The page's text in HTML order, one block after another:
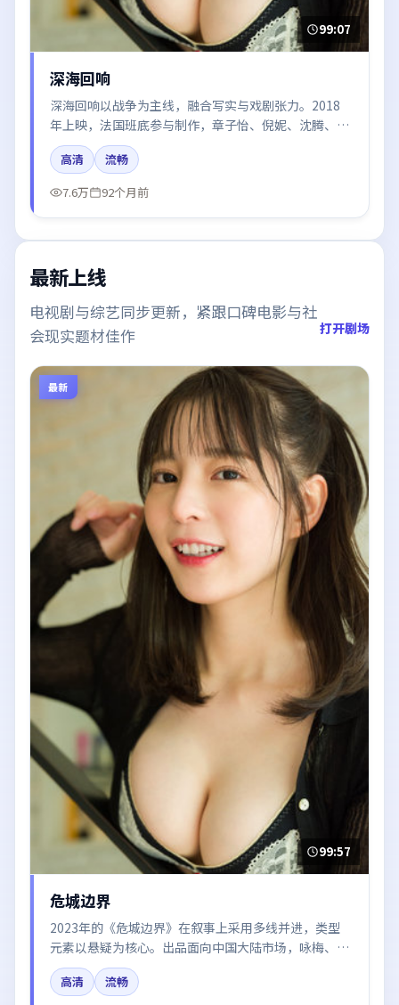
99:07
深海回响
深海回响以战争为主线，融合写实与戏剧张力。2018
年上映，法国班底参与制作，章子怡、倪妮、沈腾、周
迅、王景春在片中呈现细腻表演，影像风格统一，配乐
与剪辑强化了情绪曲线。
高清
流畅
7.6万
92个月前
最新上线
电视剧与综艺同步更新，紧跟口碑电影与社
会现实题材佳作
打开剧场
最新
99:57
危城边界
2023年的《危城边界》在叙事上采用多线并进，类型
元素以悬疑为核心。出品面向中国大陆市场，咏梅、汤
唯、张子枫、胡歌所饰角色推动关键反转，结尾留白引
发讨论。
高清
流畅